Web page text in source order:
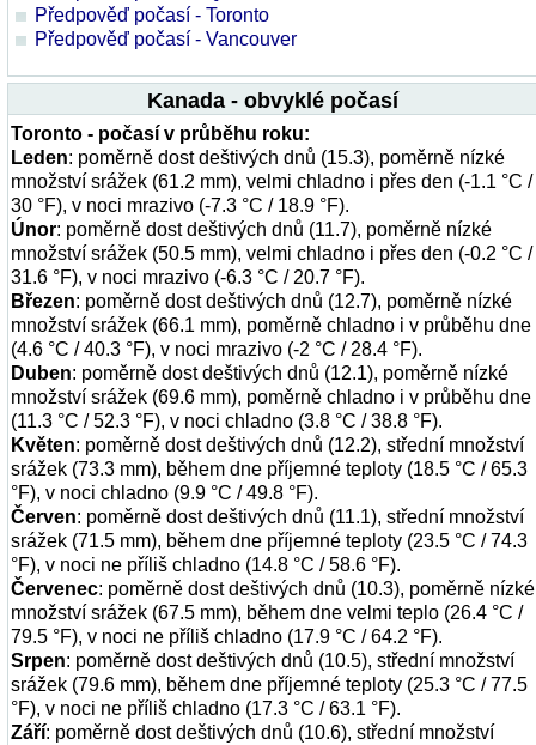
Předpověď počasí - Toronto
Předpověď počasí - Vancouver
Kanada - obvyklé počasí
Toronto - počasí v průběhu roku:
Leden: poměrně dost deštivých dnů (15.3), poměrně nízké
množství srážek (61.2 mm), velmi chladno i přes den (-1.1 °C /
30 °F), v noci mrazivo (-7.3 °C / 18.9 °F).
Únor: poměrně dost deštivých dnů (11.7), poměrně nízké
množství srážek (50.5 mm), velmi chladno i přes den (-0.2 °C /
31.6 °F), v noci mrazivo (-6.3 °C / 20.7 °F).
Březen: poměrně dost deštivých dnů (12.7), poměrně nízké
množství srážek (66.1 mm), poměrně chladno i v průběhu dne
(4.6 °C / 40.3 °F), v noci mrazivo (-2 °C / 28.4 °F).
Duben: poměrně dost deštivých dnů (12.1), poměrně nízké
množství srážek (69.6 mm), poměrně chladno i v průběhu dne
(11.3 °C / 52.3 °F), v noci chladno (3.8 °C / 38.8 °F).
Květen: poměrně dost deštivých dnů (12.2), střední množství
srážek (73.3 mm), během dne příjemné teploty (18.5 °C / 65.3
°F), v noci chladno (9.9 °C / 49.8 °F).
Červen: poměrně dost deštivých dnů (11.1), střední množství
srážek (71.5 mm), během dne příjemné teploty (23.5 °C / 74.3
°F), v noci ne příliš chladno (14.8 °C / 58.6 °F).
Červenec: poměrně dost deštivých dnů (10.3), poměrně nízké
množství srážek (67.5 mm), během dne velmi teplo (26.4 °C /
79.5 °F), v noci ne příliš chladno (17.9 °C / 64.2 °F).
Srpen: poměrně dost deštivých dnů (10.5), střední množství
srážek (79.6 mm), během dne příjemné teploty (25.3 °C / 77.5
°F), v noci ne příliš chladno (17.3 °C / 63.1 °F).
Září: poměrně dost deštivých dnů (10.6), střední množství